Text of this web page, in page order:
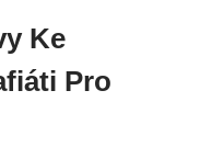
Ke
Pro